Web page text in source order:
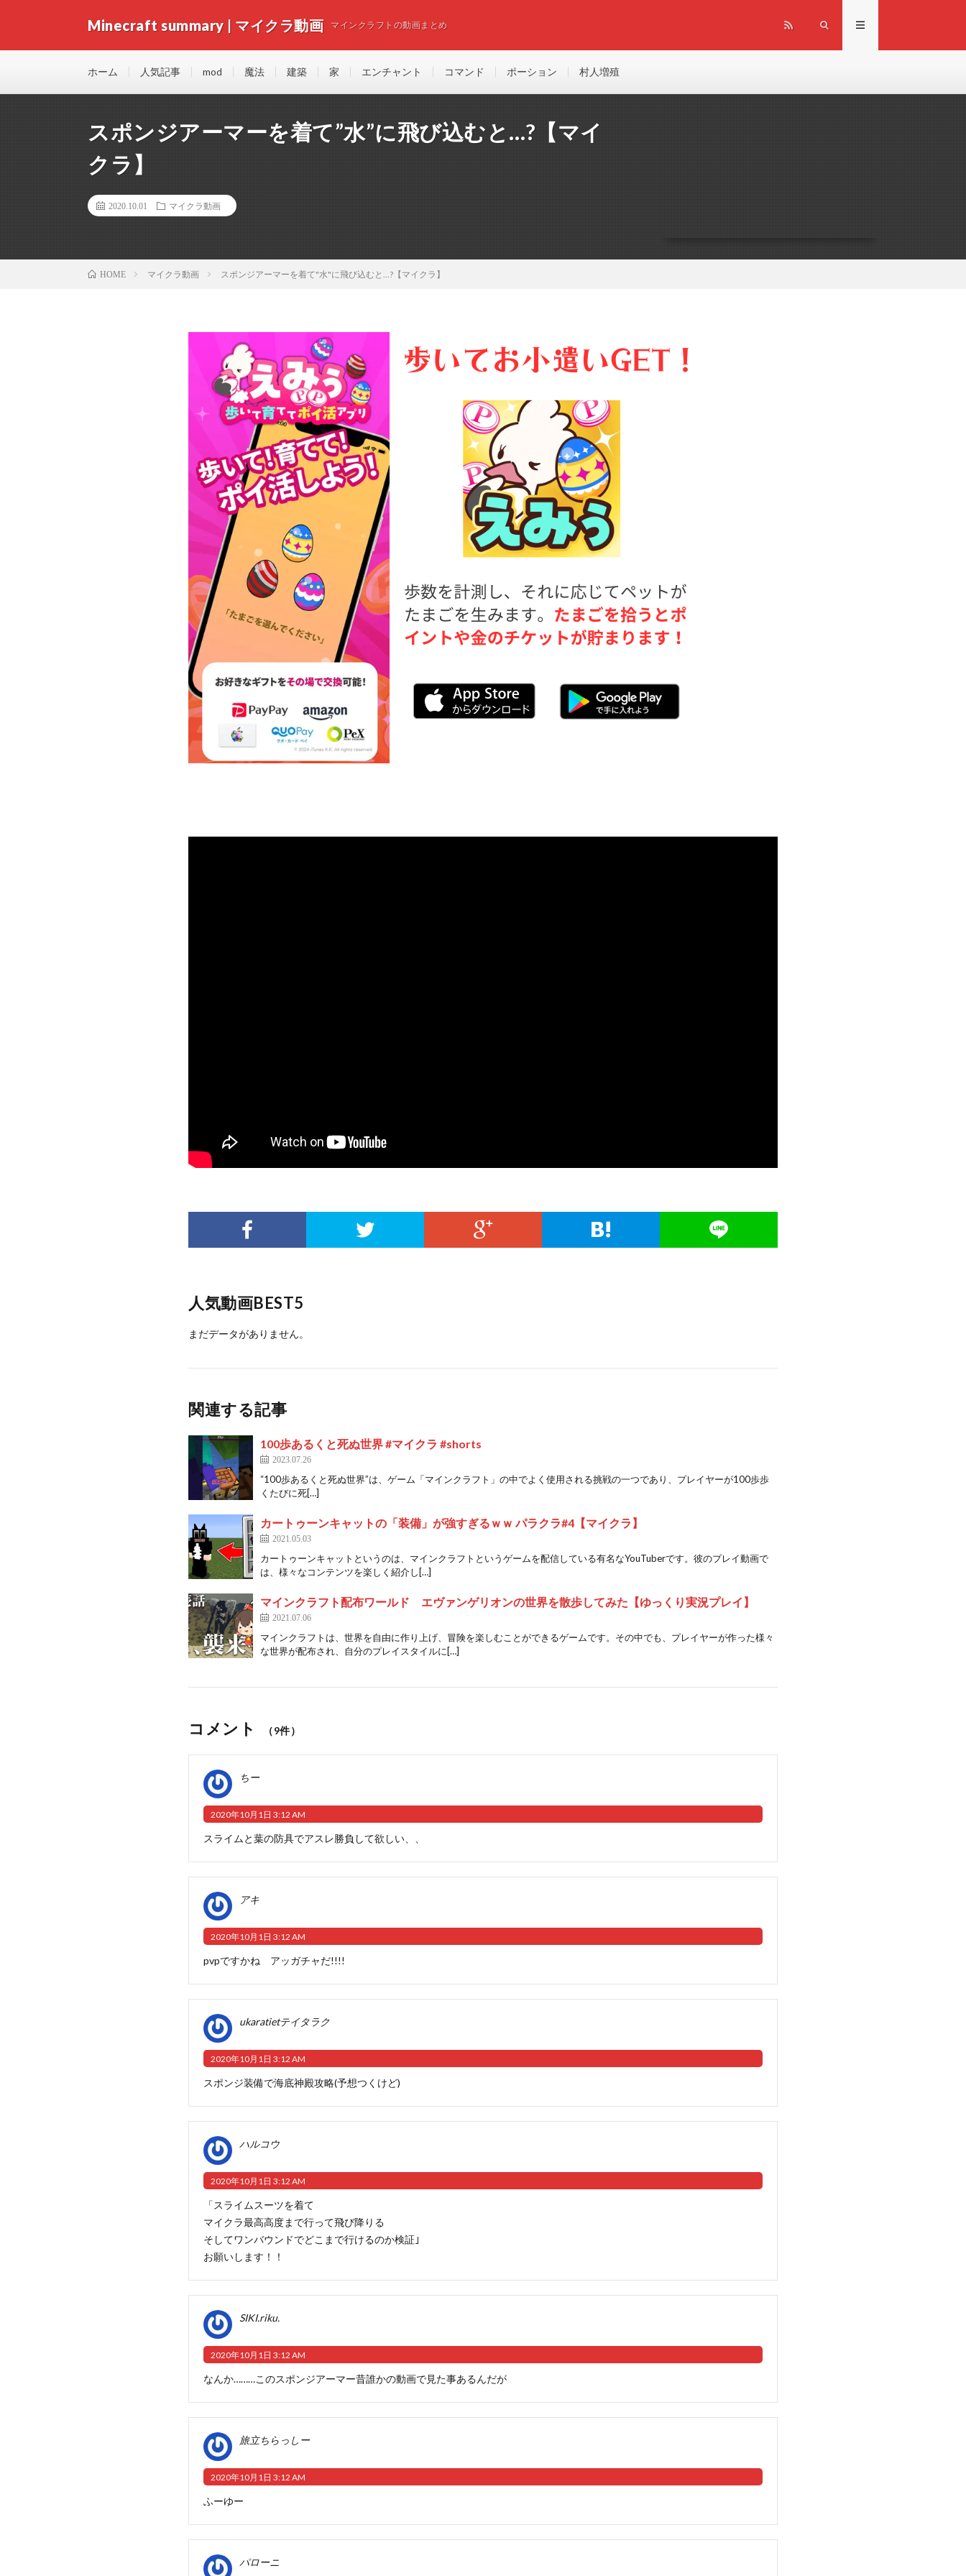
Minecraft summary | マイクラ動画 マインクラフトの動画まとめ
ホーム 人気記事 mod 魔法 建築 家 エンチャント コマンド ポーション 村人増殖
スポンジアーマーを着て”水”に飛び込むと…?【マイ
クラ】
2020.10.01 マイクラ動画
HOME マイクラ動画 スポンジアーマーを着て"水"に飛び込むと...?【マイクラ】
人気動画BEST5
まだデータがありません。
関連する記事
100歩あるくと死ぬ世界 #マイクラ #shorts
2023.07.26
“100歩あるくと死ぬ世界”は、ゲーム「マインクラフト」の中でよく使用される挑戦の一つであり、プレイヤーが100歩歩
くたびに死[…]
カートゥーンキャットの「装備」が強すぎるｗｗ パラクラ#4【マイクラ】
2021.05.03
カートゥーンキャットというのは、マインクラフトというゲームを配信している有名なYouTuberです。彼のプレイ動画で
は、様々なコンテンツを楽しく紹介し[…]
マインクラフト配布ワールド エヴァンゲリオンの世界を散歩してみた【ゆっくり実況プレイ】
2021.07.06
マインクラフトは、世界を自由に作り上げ、冒険を楽しむことができるゲームです。その中でも、プレイヤーが作った様々
な世界が配布され、自分のプレイスタイルに[…]
コメント （9件）
ちー
2020年10月1日 3:12 AM
スライムと葉の防具でアスレ勝負して欲しい、、
アキ
2020年10月1日 3:12 AM
pvpですかね アッガチャだ!!!!
ukaratietテイタラク
2020年10月1日 3:12 AM
スポンジ装備で海底神殿攻略(予想つくけど)
ハルコウ
2020年10月1日 3:12 AM
「スライムスーツを着て
マイクラ最高高度まで行って飛び降りる
そしてワンバウンドでどこまで行けるのか検証｣
お願いします！！
SIKI.riku.
2020年10月1日 3:12 AM
なんか………このスポンジアーマー昔誰かの動画で見た事あるんだが
旅立ちらっしー
2020年10月1日 3:12 AM
ふーゆー
パローニ